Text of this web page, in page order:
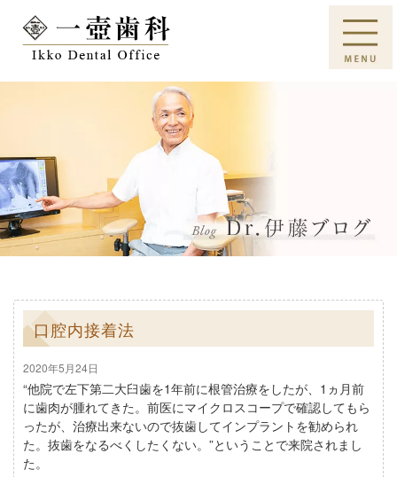
口腔内接着法
2020年5月24日
“他院で左下第二大臼歯を1年前に根管治療をしたが、1ヵ月前
に歯肉が腫れてきた。前医にマイクロスコープで確認してもら
ったが、治療出来ないので抜歯してインプラントを勧められ
た。抜歯をなるべくしたくない。”ということで来院されまし
た。